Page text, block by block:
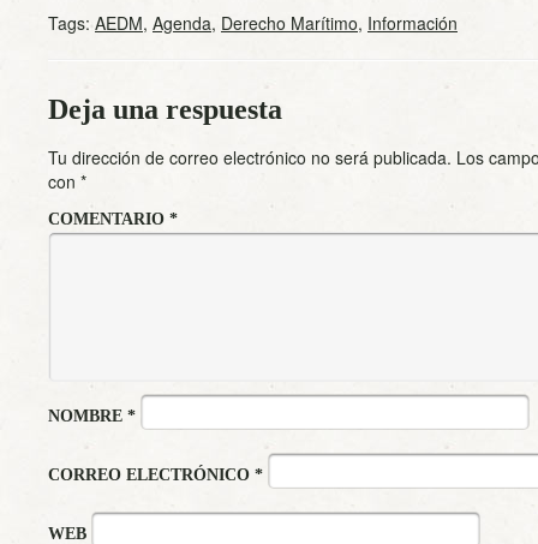
Tags: AEDM, Agenda, Derecho Marítimo, Información
Deja una respuesta
Tu dirección de correo electrónico no será publicada. Los
con *
COMENTARIO *
NOMBRE *
CORREO ELECTRÓNICO *
WEB